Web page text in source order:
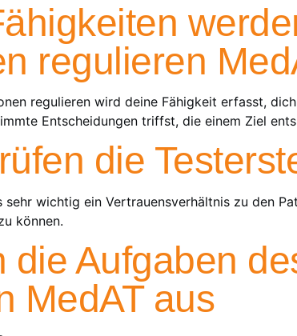
regulieren
regulieren wird deine Fähigkeit erfasst,
Entscheidungen triffst, die einem Ziel
die
wichtig ein Vertrauensverhältnis zu den
können.
die Aufgaben
MedAT aus